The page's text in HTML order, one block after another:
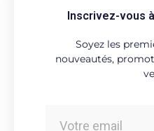
Inscrivez-vous
Soyez les
nouveautés,